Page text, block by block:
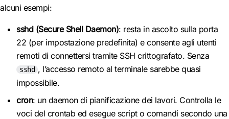
alcuni esempi:
sshd (Secure Shell Daemon): resta in ascolto sulla porta
22 (per impostazione predefinita) e consente agli utenti
remoti di connettersi tramite SSH crittografato. Senza
sshd , l’accesso remoto al terminale sarebbe quasi
impossibile.
cron: un daemon di pianificazione dei lavori. Controlla le
voci del crontab ed esegue script o comandi secondo una